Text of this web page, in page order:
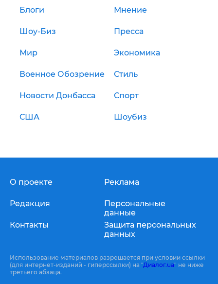
Блоги Мнение
Шоу-Биз Пресса
Мир Экономика
Военное Обозрение Стиль
Новости Донбасса Спорт
США Шоубиз
О проекте
Редакция
Контакты
Реклама
Персональные
данные
Защита персональных
данных
Использование материалов разрешается при условии ссылки
(для интернет-изданий - гиперссылки) на "Диалог.ua" не ниже
третьего абзаца.